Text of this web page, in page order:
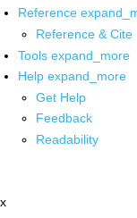
Reference
Reference & Cite
Tools expand_more
Help expand_more
Get Help
Feedback
Readability
x